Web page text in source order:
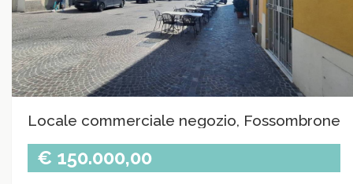
Locale commerciale negozio, Fossombrone
€ 150.000,00